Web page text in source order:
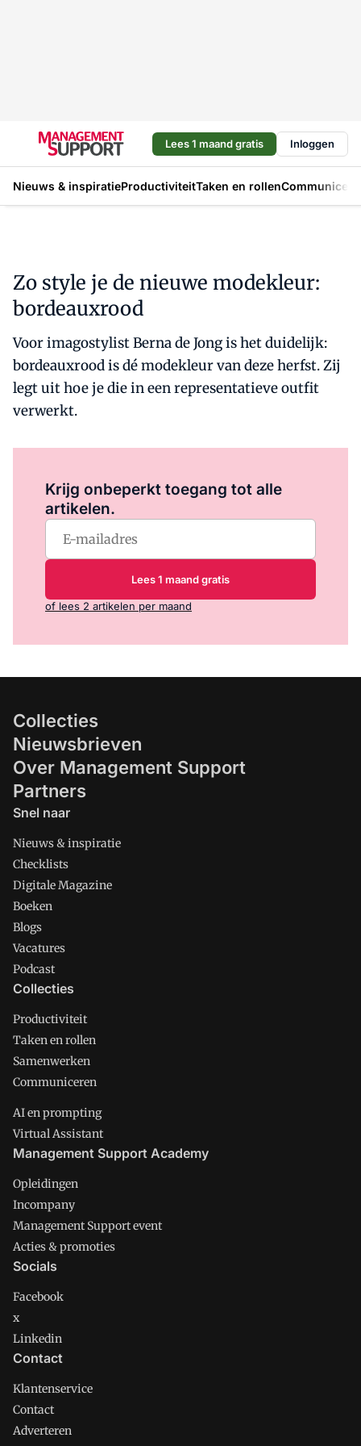
Lees 1 maand gratis Inloggen
Nieuws & inspiratieProductiviteitTaken en rollen
Zo style je de nieuwe modekleur:
bordeauxrood
Voor imagostylist Berna de Jong is het duidelijk:
bordeauxrood is dé modekleur van deze herfst. Zij
legt uit hoe je die in een representatieve outfit
verwerkt.
Krijg onbeperkt toegang tot alle
artikelen.
Lees 1 maand gratis
of lees 2 artikelen per maand
Collecties
Nieuwsbrieven
Over Management Support
Partners
Snel naar
Nieuws & inspiratie
Checklists
Digitale Magazine
Boeken
Blogs
Vacatures
Podcast
Collecties
Productiviteit
Taken en rollen
Samenwerken
Communiceren
AI en prompting
Virtual Assistant
Management Support Academy
Opleidingen
Incompany
Management Support event
Acties & promoties
Socials
Facebook
x
Linkedin
Contact
Klantenservice
Contact
Adverteren